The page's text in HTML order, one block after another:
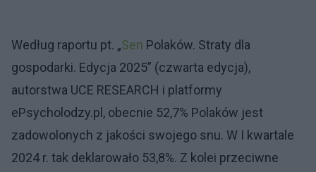
Według raportu pt. „Sen Polaków. Straty dla
gospodarki. Edycja 2025” (czwarta edycja),
autorstwa UCE RESEARCH i platformy
ePsycholodzy.pl, obecnie 52,7% Polaków jest
zadowolonych z jakości swojego snu. W I kwartale
2024 r. tak deklarowało 53,8%. Z kolei przeciwne